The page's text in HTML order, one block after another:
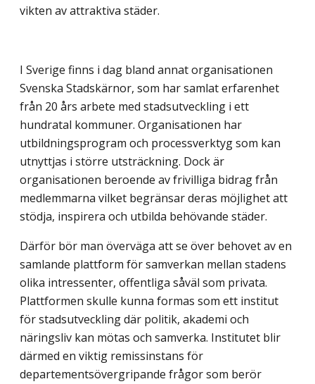
vikten av attraktiva städer.
I Sverige finns i dag bland annat organisationen
Svenska Stadskärnor, som har samlat erfarenhet
från 20 års arbete med stadsutveckling i ett
hundratal kommuner. Organisationen har
utbildningsprogram och processverktyg som kan
utnyttjas i större utsträckning. Dock är
organisationen beroende av frivilliga bidrag från
medlemmarna vilket begränsar deras möjlighet att
stödja, inspirera och utbilda behövande städer.
Därför bör man överväga att se över behovet av en
samlande plattform för samverkan mellan stadens
olika intressenter, offentliga såväl som privata.
Plattformen skulle kunna formas som ett institut
för stadsutveckling där politik, akademi och
näringsliv kan mötas och samverka. Institutet blir
därmed en viktig remissinstans för
departementsövergripande frågor som berör